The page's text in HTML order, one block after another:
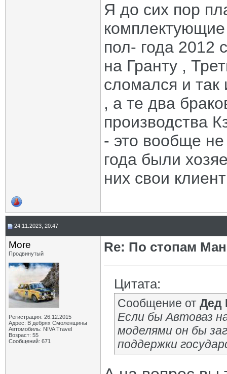
Я до сих пор
пол- года 2012
на Гранту ,
сломался и
, а те два
производства
- это вообще
года были
них свои
24.11.2023, 20:47
More
Продвинутый
Регистрация: 26.12.2015
Адрес: В дебрях Смоленщины
Автомобиль: NIVA Travel
Возраст: 55
Сообщений: 671
Re: По стопам
Цитата:
Сообщение от Дед
Если бы Автоваз
моделями он бы
поддержки